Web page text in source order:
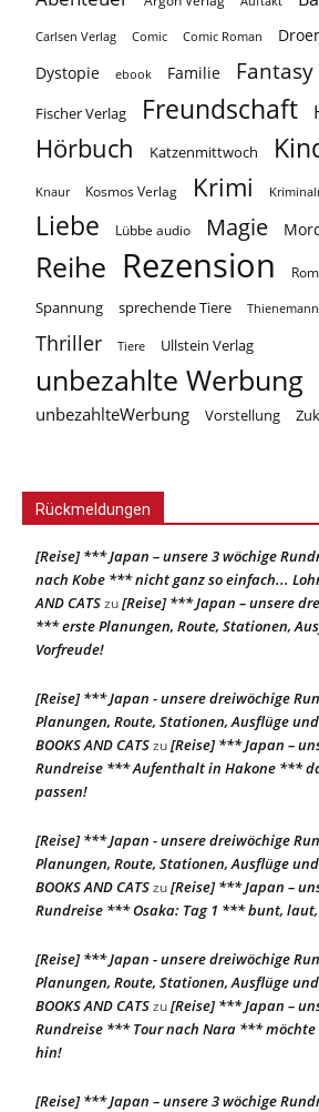
Carlsen Verlag Comic Comic Roman
Dystopie ebook Familie Fantasy
Fischer Verlag Freundschaft
Hörbuch Katzenmittwoch
Knaur Kosmos Verlag Krimi
Liebe Lübbe audio Magie
Reihe Rezension
Spannung sprechende Tiere
Thriller Tiere Ullstein Verlag
unbezahlte Werbung
unbezahlteWerbung Vorstellung
Rückmeldungen
[Reise] *** Japan – unsere 3 wöchige
nach Kobe *** nicht ganz so einfach...
AND CATSzu[Reise] *** Japan – unsere
*** erste Planungen, Route, Stationen,
Vorfreude!
[Reise] *** Japan - unsere dreiwöchige
Planungen, Route, Stationen, Ausflüge
BOOKS AND CATSzu[Reise] *** Japan –
Rundreise *** Aufenthalt in Hakone ***
passen!
[Reise] *** Japan - unsere dreiwöchige
Planungen, Route, Stationen, Ausflüge
BOOKS AND CATSzu[Reise] *** Japan –
Rundreise *** Osaka: Tag 1 *** bunt,
[Reise] *** Japan - unsere dreiwöchige
Planungen, Route, Stationen, Ausflüge
BOOKS AND CATSzu[Reise] *** Japan –
Rundreise *** Tour nach Nara ***
hin!
[Reise] *** Japan – unsere 3 wöchige